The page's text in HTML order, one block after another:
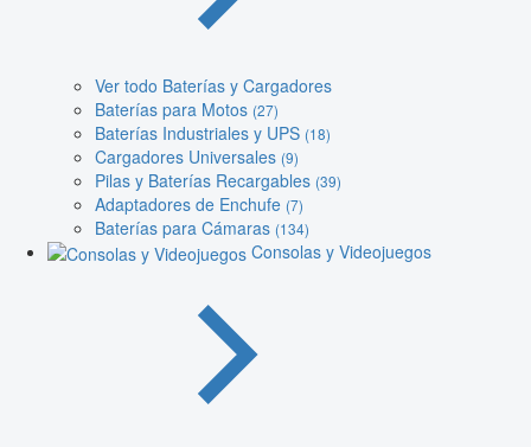
Ver todo Baterías y Cargadores
Baterías para Motos (27)
Baterías Industriales y UPS (18)
Cargadores Universales (9)
Pilas y Baterías Recargables (39)
Adaptadores de Enchufe (7)
Baterías para Cámaras (134)
Consolas y Videojuegos